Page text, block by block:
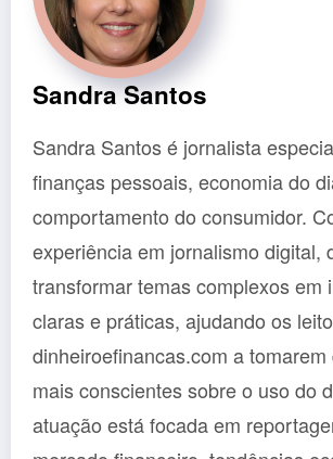
Sandra Santos
Sandra Santos é jornalista
finanças pessoais, economia do
comportamento do consumidor.
experiência em jornalismo digital,
transformar temas complexos em
claras e práticas, ajudando os
dinheiroefinancas.com a
mais conscientes sobre o uso do
atuação está focada em